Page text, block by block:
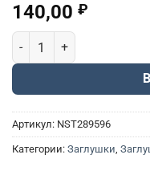
140,00 ₽
Количество товара
Артикул: NST289596
Категории: Заглушки